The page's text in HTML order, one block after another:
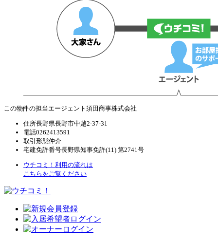
この物件の担当エージェント 須田商事株式会社
住所長野県長野市中越2-37-31
電話0262413591
取引形態仲介
宅建免許番号長野県知事免許(11) 第2741号
ウチコミ！利用の流れは
こちらをご覧ください